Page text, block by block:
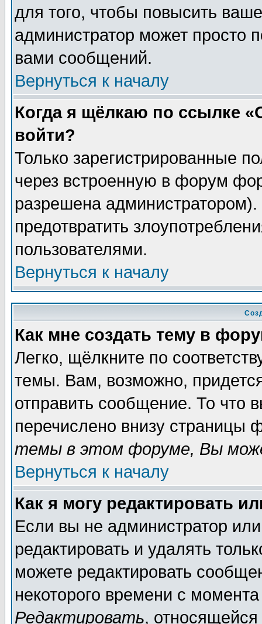
для того, чтобы повысить
администратор может просто
вами сообщений.
Вернуться к началу
Когда я щёлкаю по ссылке
войти?
Только зарегистрированные
через встроенную в форум
разрешена
предотвратить
пользователями.
Вернуться к началу
Как мне создать тему в
Легко, щёлкните по
темы. Вам, возможно,
отправить сообщение. То что
перечислено внизу страницы
темы в этом форуме, Вы
Вернуться к началу
Как я могу редактировать
Если вы не администратор
редактировать и удалять
можете редактировать
некоторого времени с
Редактировать,